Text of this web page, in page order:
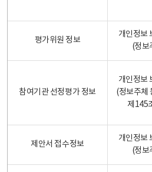
평가위원 정보
개인정보
(정보
참여기관 선정평가 정보
개인정보
(정보주체
제145
제안서 접수정보
개인정보
(정보